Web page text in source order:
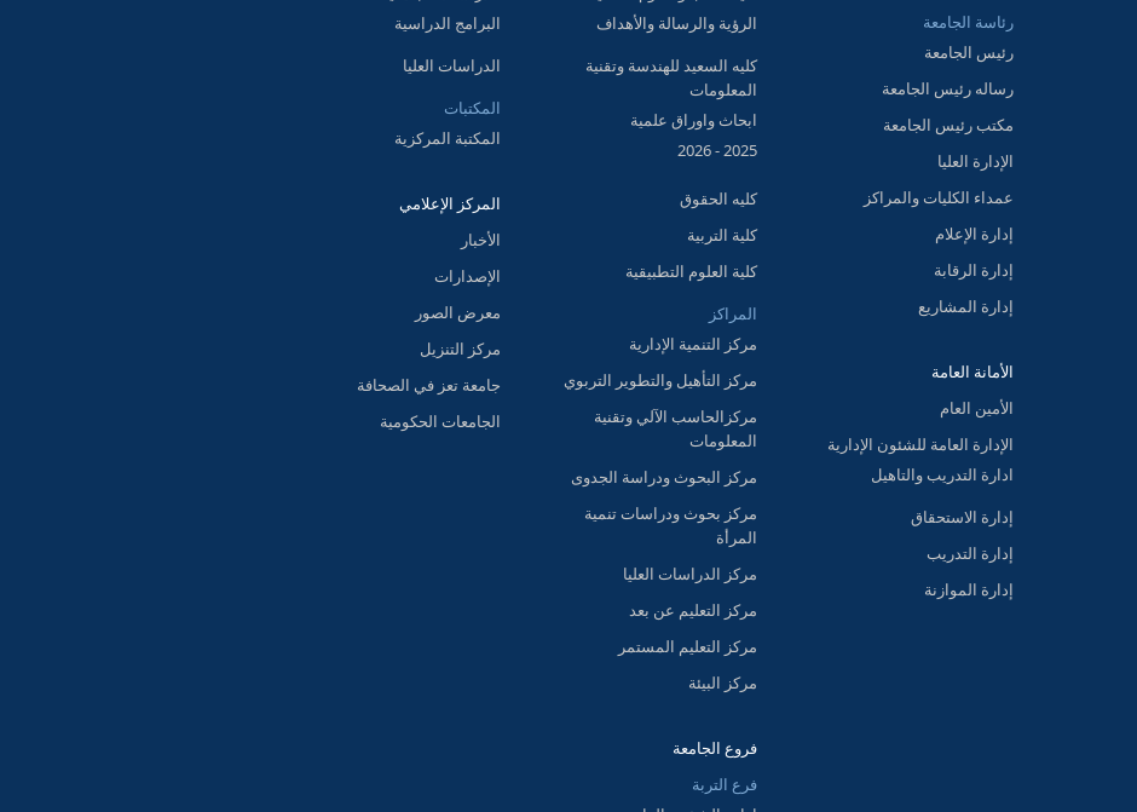
رئاسة الجامعة
رئيس الجامعة
رساله رئيس الجامعة
مكتب رئيس الجامعة
الإدارة العليا
عمداء الكليات والمراكز
إدارة الإعلام
إدارة الرقابة
إدارة المشاريع
الأمانة العامة
الأمين العام
الإدارة العامة للشئون الإدارية
ادارة التدريب والتاهيل
إدارة الاستحقاق
إدارة التدريب
إدارة الموازنة
الرؤية والرسالة والأهداف
كليه السعيد للهندسة وتقنية
المعلومات
ابحاث واوراق علمية
2025 - 2026
كليه الحقوق
كلية التربية
كلية العلوم التطبيقية
المراكز
مركز التنمية الإدارية
مركز التأهيل والتطوير التربوي
مركزالحاسب الآلي وتقنية
المعلومات
مركز البحوث ودراسة الجدوى
مركز بحوث ودراسات تنمية
المرأة
مركز الدراسات العليا
مركز التعليم عن بعد
مركز التعليم المستمر
مركز البيئة
فروع الجامعة
فرع التربة
البرامج الدراسية
الدراسات العليا
المكتبات
المكتبة المركزية
المركز الإعلامي
الأخبار
الإصدارات
معرض الصور
مركز التنزيل
جامعة تعز في الصحافة
الجامعات الحكومية